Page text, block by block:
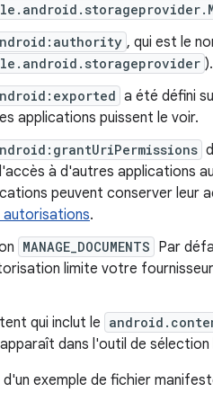
, qui est le
a été défini
applications puissent le voir.
à d'autres applications
peuvent conserver leur
autorisations.
MANAGE_DOCUMENTS Par
limite votre
qui inclut le
dans l'outil de
exemple de fichier